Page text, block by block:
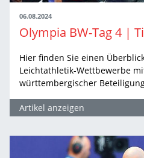
06.08.2024
Hier finden Sie einen
Leichtathletik-Wettbewerbe
württembergischer
Artikel anzeigen